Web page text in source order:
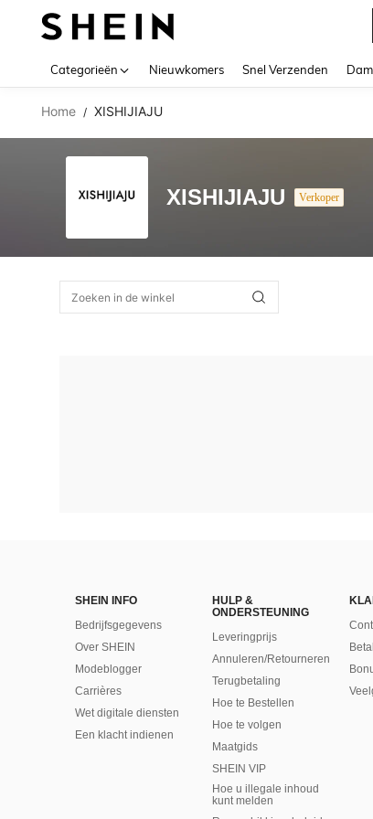
Categorieën Nieuwkomers Snel Verzenden
Home / XISHIJIAJU
XISHIJIAJU Verkoper
SHEIN INFO
Bedrijfsgegevens
Over SHEIN
Modeblogger
Carrières
Wet digitale diensten
Een klacht indienen
HULP &
ONDERSTEUNING
Leveringprijs
Annuleren/Retourneren
Terugbetaling
Hoe te Bestellen
Hoe te volgen
Maatgids
SHEIN VIP
Hoe u illegale inhoud
kunt melden